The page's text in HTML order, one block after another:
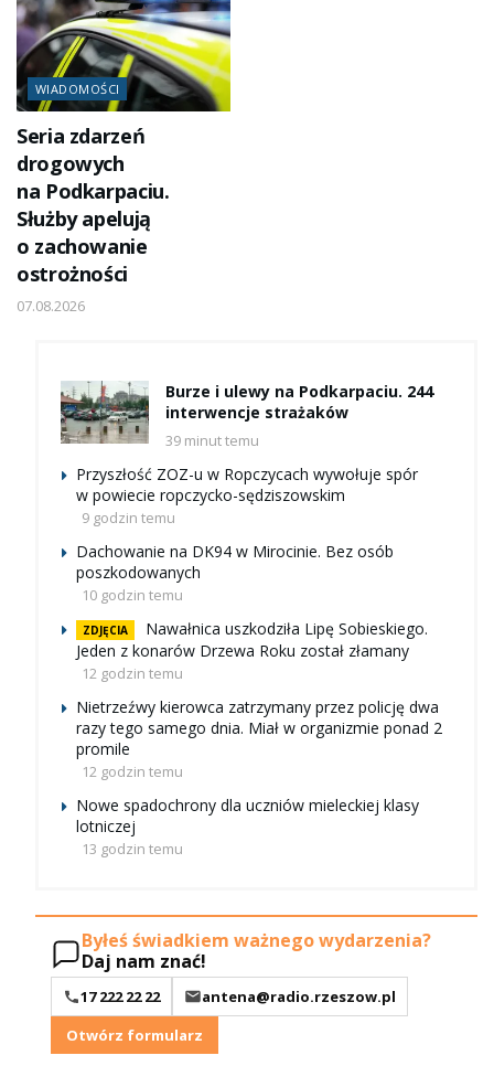
WIADOMOŚCI
Seria zdarzeń
drogowych
na Podkarpaciu.
Służby apelują
o zachowanie
ostrożności
07.08.2026
Burze i ulewy na Podkarpaciu. 244
interwencje strażaków
39 minut temu
Przyszłość ZOZ-u w Ropczycach wywołuje spór
w powiecie ropczycko-sędziszowskim
9 godzin temu
Dachowanie na DK94 w Mirocinie. Bez osób
poszkodowanych
10 godzin temu
ZDJĘCIA
Nawałnica uszkodziła Lipę Sobieskiego.
Jeden z konarów Drzewa Roku został złamany
12 godzin temu
Nietrzeźwy kierowca zatrzymany przez policję dwa
razy tego samego dnia. Miał w organizmie ponad 2
promile
12 godzin temu
Nowe spadochrony dla uczniów mieleckiej klasy
lotniczej
13 godzin temu
Byłeś świadkiem ważnego wydarzenia?
Daj nam znać!
17 222 22 22
antena@radio.rzeszow.pl
Otwórz formularz